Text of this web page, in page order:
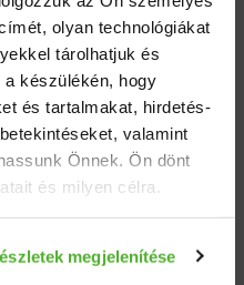
olyan technológiákat
tárolhatjuk és
a készülékén, hogy
és tartalmakat, hirdetés-
valamint
Önnek. Ön dönt
és milyen célra.
elhelyezkedéséről
megjelenítése